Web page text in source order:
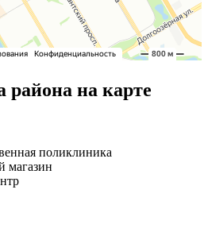
района на карте
поликлиника
магазин